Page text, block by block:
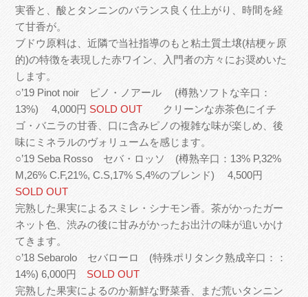
実香と、酸とタンニンのバランス良く仕上がり、時間を経
て甘香が。
ブドウ原料は、近隣で当社指導のもと粘土質土壌(桔梗ヶ原
的)の特徴を表現した赤ワイン、入門者の方々にお奨めいた
します。
○’19 Pinot noir ピノ・ノアール (樽熟ソフトな辛口：
13%) 4,000円SOLD OUT クリーンな赤茶色にイチ
ゴ・バニラの甘香、口に含みピノの複雑な味が楽しめ、後
味にミネラルのヴォリュームを感じます。
○’19 Seba Rosso セバ・ロッソ (樽熟辛口：13% P,32%
M,26% C.F,21%, C.S,17% S,4%のブレンド) 4,500円
SOLD OUT
完熟した果実によるスミレ・シナモン香。茶がかったガー
ネット色、渋みの後に甘みがかったお出汁の味が追いかけ
てきます。
○’18 Sebarolo セバローロ (特殊ポリタンク熟成辛口：：
14%) 6,000円SOLD OUT
完熟した果実によるのか新鮮な野菜香、まだ荒いタンニン